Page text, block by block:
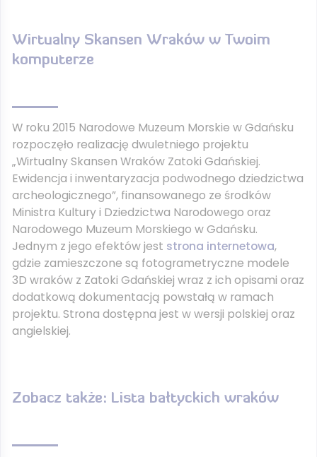
Wirtualny Skansen Wraków w Twoim
komputerze
W roku 2015 Narodowe Muzeum Morskie w Gdańsku
rozpoczęło realizację dwuletniego projektu
„Wirtualny Skansen Wraków Zatoki Gdańskiej.
Ewidencja i inwentaryzacja podwodnego dziedzictwa
archeologicznego”, finansowanego ze środków
Ministra Kultury i Dziedzictwa Narodowego oraz
Narodowego Muzeum Morskiego w Gdańsku.
Jednym z jego efektów jest strona internetowa,
gdzie zamieszczone są fotogrametryczne modele
3D wraków z Zatoki Gdańskiej wraz z ich opisami oraz
dodatkową dokumentacją powstałą w ramach
projektu. Strona dostępna jest w wersji polskiej oraz
angielskiej.
Zobacz także: Lista bałtyckich wraków